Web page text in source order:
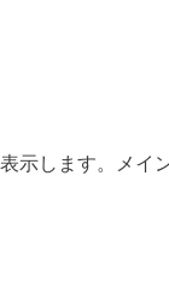
示します。メイ